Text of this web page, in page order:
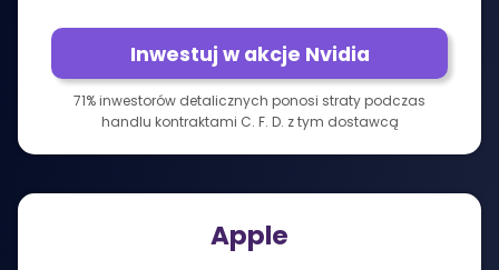
Inwestuj w akcje Nvidia
71% inwestorów detalicznych ponosi straty podczas
handlu kontraktami C. F. D. z tym dostawcą
Apple